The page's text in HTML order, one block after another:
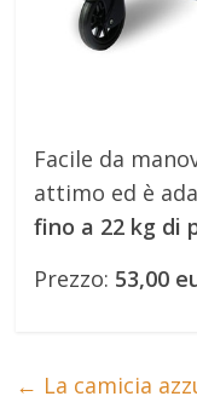
Facile da
attimo ed è
fino a 22 kg di
Prezzo: 53,00
← La camicia